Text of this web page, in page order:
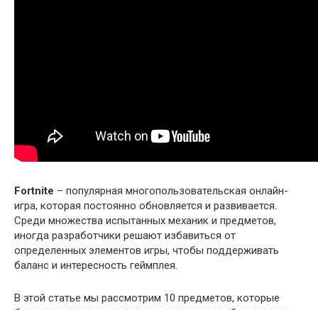
Fortnite – популярная многопользовательская онлайн-
игра, которая постоянно обновляется и развивается.
Среди множества испытанных механик и предметов,
иногда разработчики решают избавиться от
определенных элементов игры, чтобы поддерживать
баланс и интересность геймплея.
В этой статье мы рассмотрим 10 предметов, которые